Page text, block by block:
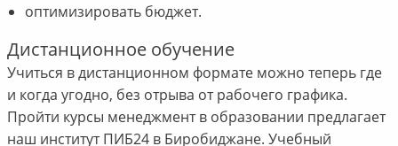
оптимизировать бюджет.
Дистанционное обучение
Учиться в дистанционном формате можно теперь где
и когда угодно, без отрыва от рабочего графика.
Пройти курсы менеджмент в образовании предлагает
наш институт ПИБ24 в Биробиджане. Учебный